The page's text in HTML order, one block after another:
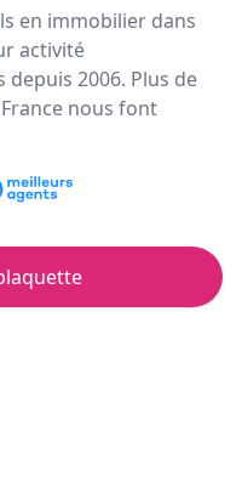
en immobilier dans
activité
2006. Plus de
nous font